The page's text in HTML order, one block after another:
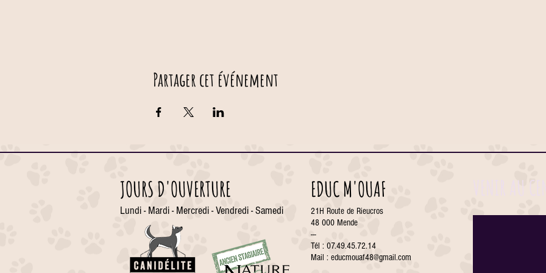
Partager cet événement
JOURS D'OUVERTURE
Lundi - Mardi - Mercredi - Vendredi - Samedi
EDUC M'OUAF
21H Route de Rieucros
48 000 Mende
---
Tél : 07.49.45.72.14
Mail : educmouaf48@gmail.com
VENIR AU